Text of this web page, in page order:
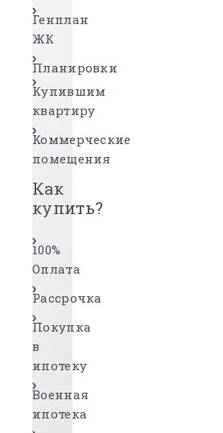
Генплан
ЖК
Планировки
Купившим
квартиру
Коммерческие
помещения
Как
купить?
100%
Оплата
Рассрочка
Покупка
в
ипотеку
Военная
ипотека